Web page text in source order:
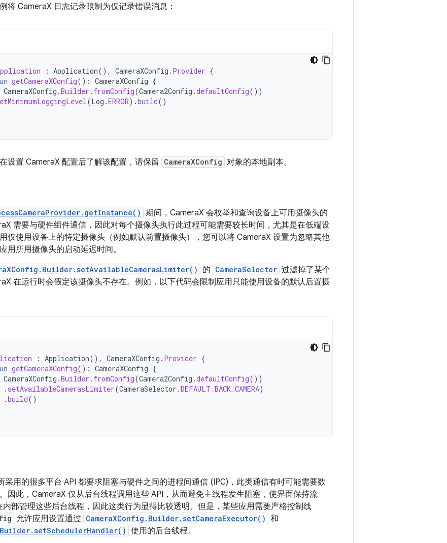
将 CameraX 日志记录限制为仅记录错误消息：
: Application(), CameraXConfig . Provider {
getCameraXConfig(): CameraXConfig {
CameraXConfig .Builder . fromConfig(Camera2Config .defaultConfig())
(Log .ERROR).build()
设置 CameraX 配置后了解该配置，请保留 CameraXConfig 对象的本地副本。
期间，CameraX 会枚举和查询设备上可用摄像头的
需要与硬件组件通信，因此对每个摄像头执行此过程可能需要较长时间，尤其是在低端设
仅使用设备上的特定摄像头（例如默认前置摄像头），您可以将 CameraX 设置为忽略其他
用所用摄像头的启动延迟时间。
的 CameraSelector 过滤掉了某个
在运行时会假定该摄像头不存在。例如，以下代码会限制应用只能使用设备的默认后置摄
: Application(), CameraXConfig . Provider {
getCameraXConfig(): CameraXConfig {
CameraXConfig .Builder . fromConfig(Camera2Config .defaultConfig())
. setAvailableCamerasLimiter(CameraSelector .DEFAULT_BACK_CAMERA)
.build()
采用的很多平台 API 都要求阻塞与硬件之间的进程间通信 (IPC)，此类通信有时可能需要数
因此，CameraX 仅从后台线程调用这些 API，从而避免主线程发生阻塞，使界面保持流
内部管理这些后台线程，因此这类行为显得比较透明。但是，某些应用需要严格控制线
允许应用设置通过 CameraXConfig.Builder.setCameraExecutor() 和
使用的后台线程。